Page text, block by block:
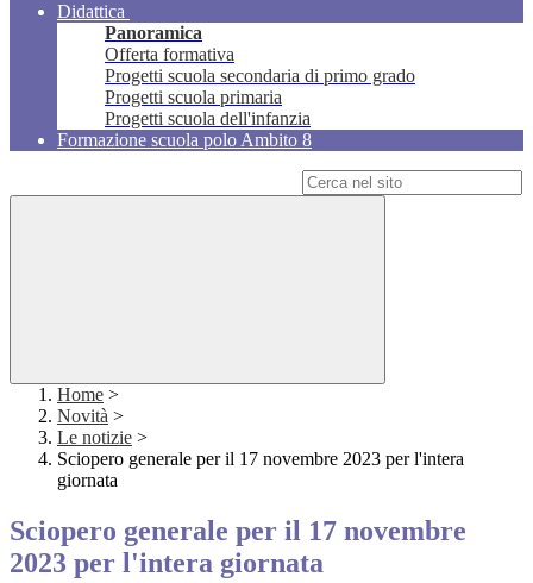
Didattica
Panoramica
Offerta formativa
Progetti scuola secondaria di primo grado
Progetti scuola primaria
Progetti scuola dell'infanzia
Formazione scuola polo Ambito 8
Home >
Novità >
Le notizie >
Sciopero generale per il 17 novembre 2023 per l'intera
giornata
Sciopero generale per il 17 novembre
2023 per l'intera giornata